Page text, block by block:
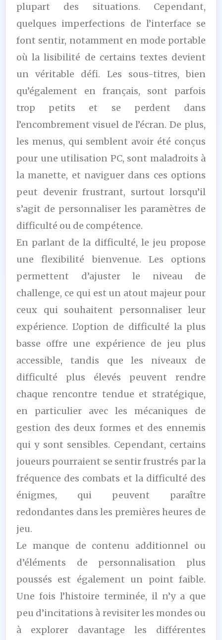
plupart des situations. Cependant,
quelques imperfections de l’interface se
font sentir, notamment en mode portable
où la lisibilité de certains textes devient
un véritable défi. Les sous-titres, bien
qu’également en français, sont parfois
trop petits et se perdent dans
l’encombrement visuel de l’écran. De plus,
les menus, qui semblent avoir été conçus
pour une utilisation PC, sont maladroits à
la manette, et naviguer dans ces options
peut devenir frustrant, surtout lorsqu’il
s’agit de personnaliser les paramètres de
difficulté ou de compétence.
En parlant de la difficulté, le jeu propose
une flexibilité bienvenue. Les options
permettent d’ajuster le niveau de
challenge, ce qui est un atout majeur pour
ceux qui souhaitent personnaliser leur
expérience. L’option de difficulté la plus
basse offre une expérience de jeu plus
accessible, tandis que les niveaux de
difficulté plus élevés peuvent rendre
chaque rencontre tendue et stratégique,
en particulier avec les mécaniques de
gestion des deux formes et des ennemis
qui y sont sensibles. Cependant, certains
joueurs pourraient se sentir frustrés par la
fréquence des combats et la difficulté des
énigmes, qui peuvent paraître
redondantes dans les premières heures de
jeu.
Le manque de contenu additionnel ou
d’éléments de personnalisation plus
poussés est également un point faible.
Une fois l’histoire terminée, il n’y a que
peu d’incitations à revisiter les mondes ou
à explorer davantage les différentes